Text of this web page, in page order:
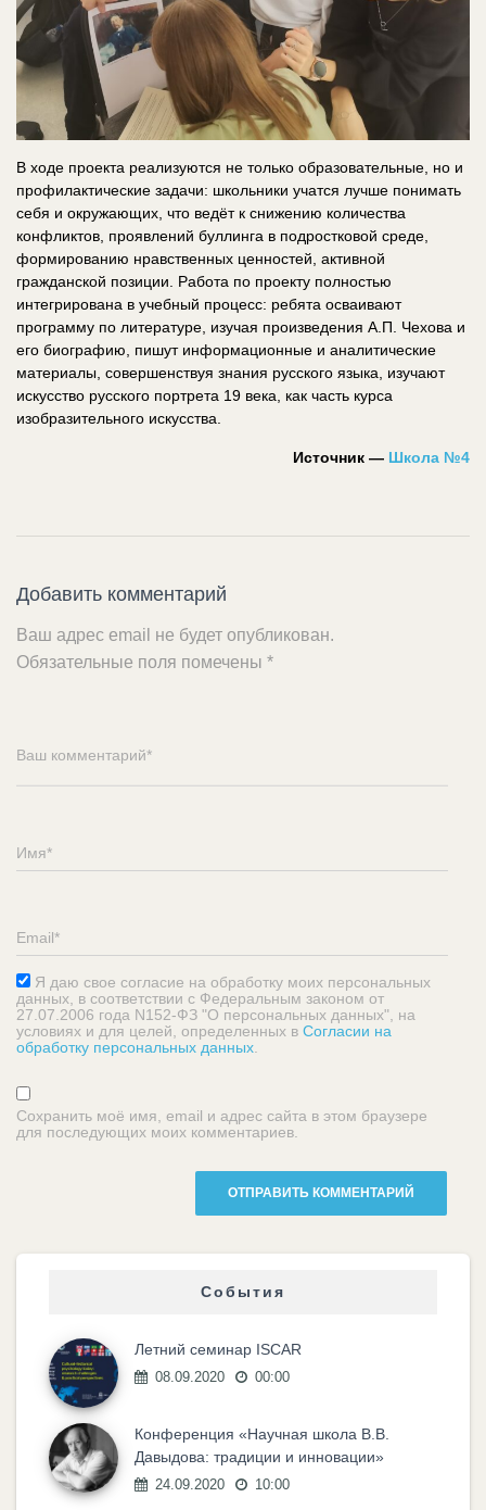
В ходе проекта реализуются не только образовательные, но и
профилактические задачи: школьники учатся лучше понимать
себя и окружающих, что ведёт к снижению количества
конфликтов, проявлений буллинга в подростковой среде,
формированию нравственных ценностей, активной
гражданской позиции. Работа по проекту полностью
интегрирована в учебный процесс: ребята осваивают
программу по литературе, изучая произведения А.П. Чехова и
его биографию, пишут информационные и аналитические
материалы, совершенствуя знания русского языка, изучают
искусство русского портрета 19 века, как часть курса
изобразительного искусства.
Источник — Школа №4
Добавить комментарий
Ваш адрес email не будет опубликован.
Обязательные поля помечены *
Я даю свое согласие на обработку моих персональных
данных, в соответствии с Федеральным законом от
27.07.2006 года N152-ФЗ "О персональных данных", на
условиях и для целей, определенных в Согласии на
обработку персональных данных
Сохранить моё имя, email и адрес сайта в этом браузере
для последующих моих комментариев.
События
Летний семинар ISCAR
08.09.2020 00:00
Конференция «Научная школа В.В.
Давыдова: традиции и инновации»
24.09.2020 10:00